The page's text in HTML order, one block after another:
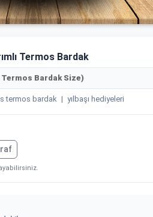
Termos Bardak
Bardak Size)
termos bardak | yılbaşı hediyeleri